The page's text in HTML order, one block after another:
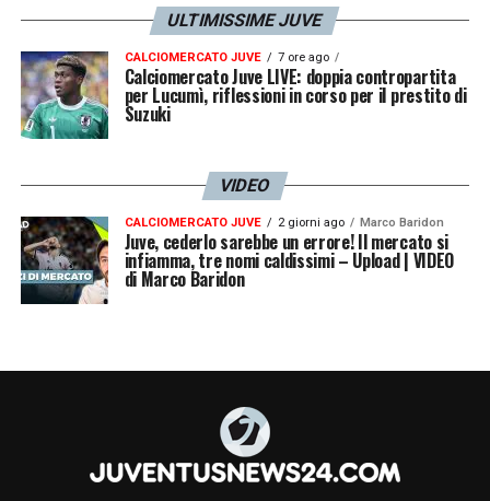
ULTIMISSIME JUVE
CALCIOMERCATO JUVE 7 ore ago
Calciomercato Juve LIVE: doppia contropartita
per Lucumì, riflessioni in corso per il prestito di
Suzuki
VIDEO
CALCIOMERCATO JUVE 2 giorni ago Marco Baridon
Juve, cederlo sarebbe un errore! Il mercato si
infiamma, tre nomi caldissimi – Upload | VIDEO
di Marco Baridon